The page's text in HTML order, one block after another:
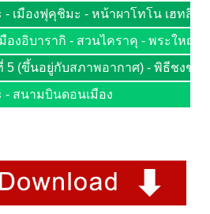
เมืองฟุคุชิมะ - หน้าผาโทโน เฮทสึ
องอิบารากิ - สวนไคราคุ - พระใหญ่
5 (ขึ้นอยู่กับสภาพอากาศ) - พิธีชงชา
- สนามบินดอนเมือง